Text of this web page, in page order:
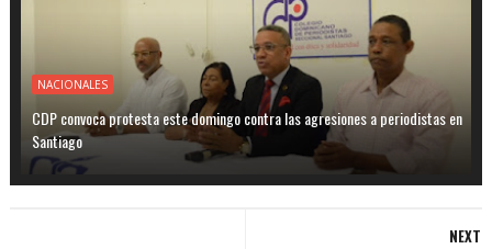
NACIONALES
CDP convoca protesta este domingo contra las agresiones a periodistas en
Santiago
NEXT